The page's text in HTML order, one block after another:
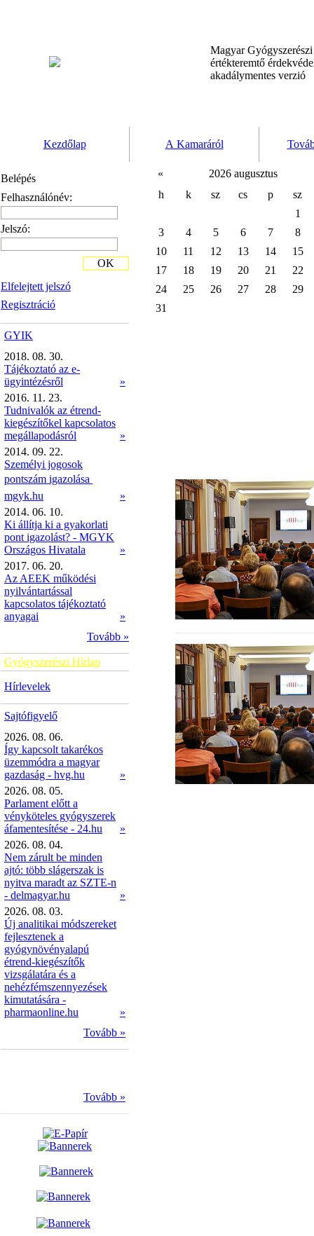
Magyar
értékteremtő
akadálymentes verzió
Kezdőlap A Kamaráról
Belépés
Felhasználónév:
Jelszó:
Elfelejtett jelszó
Regisztráció
OK
GYIK
2018. 08. 30.
Tájékoztató az e-
ügyintézésről
»
2016. 11. 23.
Tudnivalók az étrend-
kiegészítőkel kapcsolatos
megállapodásról
»
2014. 09. 22.
Személyi jogosok
pontszám igazolása 
mgyk.hu
»
2014. 06. 10.
Ki állítja ki a gyakorlati
pont igazolást? - MGYK
Országos Hivatala
»
2017. 06. 20.
Az AEEK működési
nyilvántartással
kapcsolatos tájékoztató
anyagai
»
Tovább »
Gyógyszerészi Hírlap
Hírlevelek
Sajtófigyelő
2026. 08. 06.
Így kapcsolt takarékos
üzemmódra a magyar
gazdaság - hvg.hu
»
2026. 08. 05.
Parlament előtt a
vényköteles gyógyszerek
áfamentesítése - 24.hu
»
2026. 08. 04.
Nem zárult be minden
ajtó: több slágerszak is
nyitva maradt az SZTE-n
- delmagyar.hu
»
2026. 08. 03.
Új analitikai módszereket
fejlesztenek a
gyógynövényalapú
étrend-kiegészítők
vizsgálatára és a
nehézfémszennyezések
kimutatására -
pharmaonline.hu
»
Tovább »
Tovább »
«
2026 augusztus
h
k sz cs p
sz
1
3
4 5 6 7
8
10
11 12 13 14
15
17
18 19 20 21
22
24
25 26 27 28
29
31